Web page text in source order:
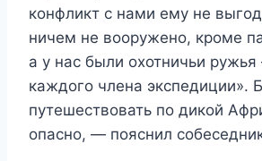
конфликт с нами ему не
ничем не вооружено, кроме
а у нас были охотничьи
каждого члена экспедиции».
путешествовать по дикой
опасно, — пояснил